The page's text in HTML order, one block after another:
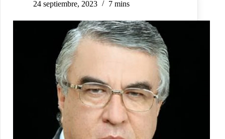
24 septiembre, 2023 7 mins